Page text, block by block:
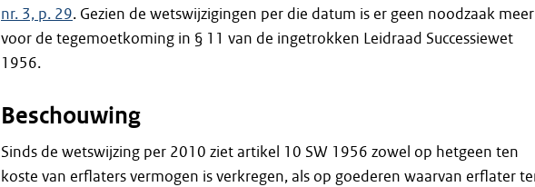
nr. 3, p. 29. Gezien de wetswijzigingen per die datum is er geen noodzaak meer
voor de tegemoetkoming in § 11 van de ingetrokken Leidraad Successiewet
1956.
Beschouwing
Sinds de wetswijzing per 2010 ziet artikel 10 SW 1956 zowel op hetgeen ten
koste van erflaters vermogen is verkregen, als op goederen waarvan erflater